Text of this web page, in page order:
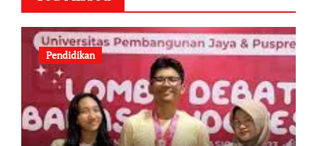
Pendidikan